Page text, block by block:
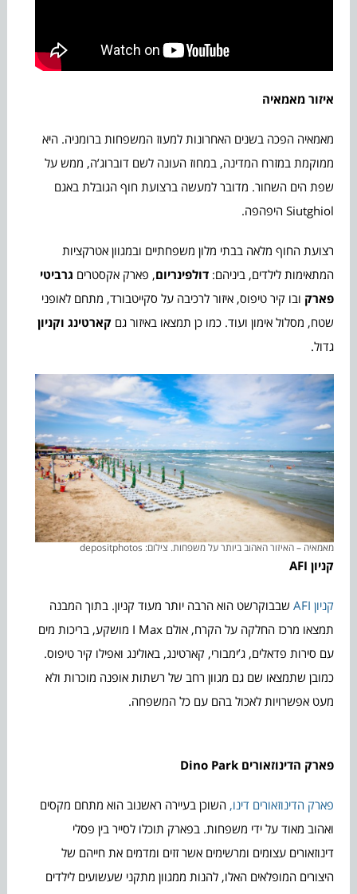
איזור מאמאיה
מאמאיה הפכה בשנים האחרונות למעוז המשפחות ברומניה. היא
ממוקמת במזרח המדינה, במחוז העונה לשם דוברוג’ה, ממש על
שפת הים השחור. מדובר למעשה ברצועת חוף הגובלת באגם
Siutghiol היפהפה.
רצועת החוף מלאה בבתי מלון משפחתיים ובמגוון אטרקציות
המתאימות לילדים, ביניהם:דולפינריום, פארק אקסטרים גרביטי
פארק ובו קיר טיפוס, איזור לרכיבה על סקייטבורד, מתחם לאופני
שטח, מסלול אימון ועוד. כמו כן תמצאו באיזור גםקארטינג וקניון
גדול.
מאמאיה – האיזור האהוב ביותר על משפחות. צילום: depositphotos
קניון AFI
קניון AFI
שבבוקרשט הוא הרבה יותר מעוד קניון. בתוך המבנה
תמצאו מרכז החלקה על הקרח, אולם I Max מושקע, בריכות מים
עם סירות פדאלים, ג’ימבורי, קארטינג, באולינג ואפילו קיר טיפוס.
כמובן שתמצאו שם גם מגוון רחב של רשתות אופנה מוכרות ולא
מעט אפשרויות לאכול בהם עם כל המשפחה.
פארק הדינוזאוריםDino Park
פארק הדינוזאורים דינו, השוכן בעיירה ראשנוב הוא מתחם מקסים
ואהוב מאוד על ידי משפחות. בפארק תוכלו לסייר בין פסלי
דינוזאורים עצומים ומרשימים אשר זזים ומדמים את חייהם של
היצורים המופלאים האלו, להנות ממגוון מתקני שעשועים לילדים